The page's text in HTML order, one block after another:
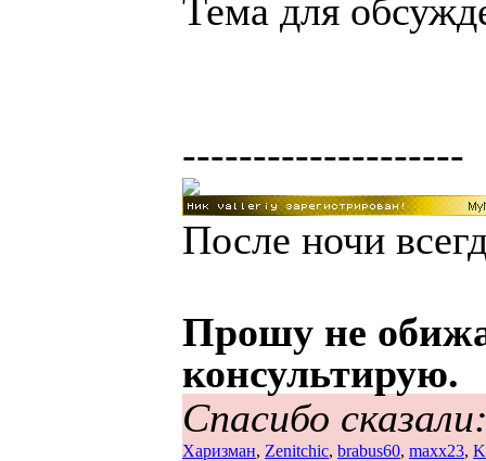
Тема для
--------------------
После ночи
Прошу не
консультирую.
Спасибо
Харизман, Zenitchic, brabus60, maxx23,